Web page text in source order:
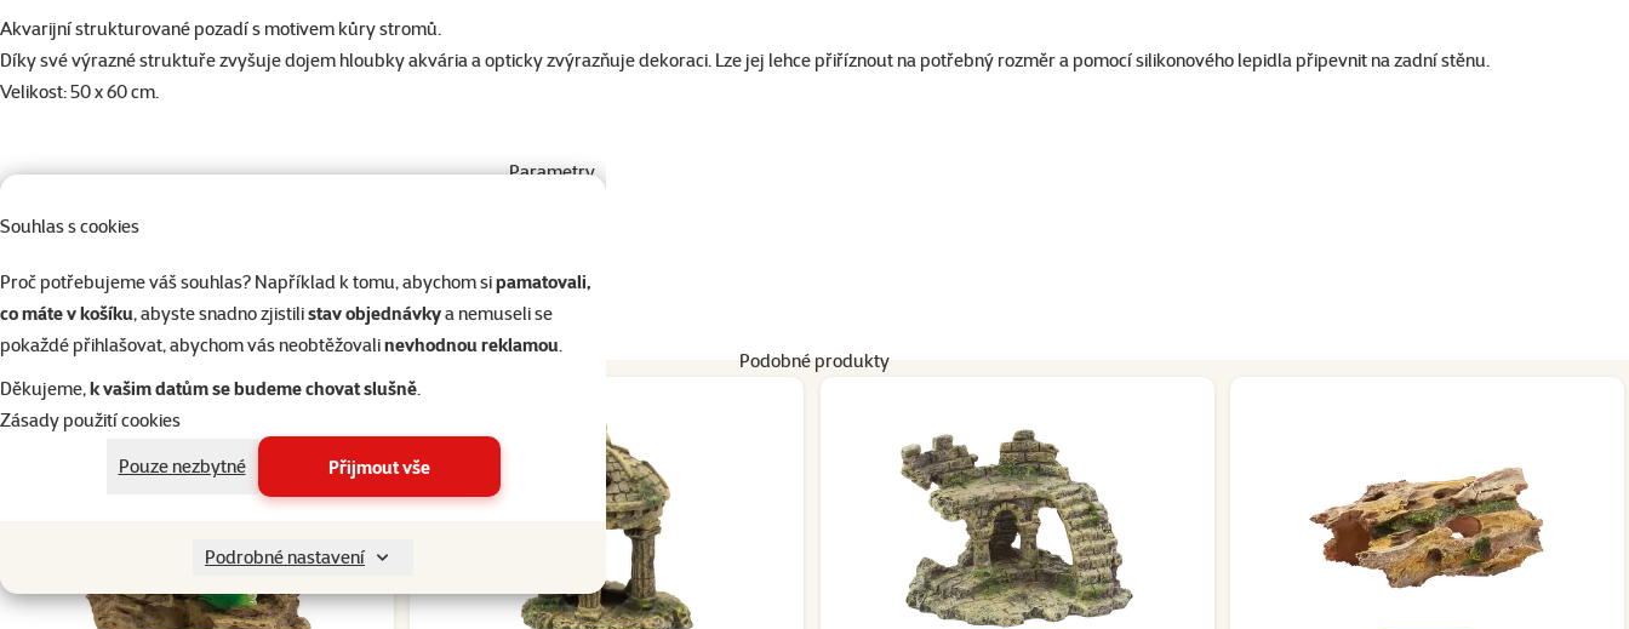
Souhlas s cookies
Proč potřebujeme váš souhlas? Například k tomu, abychom sipamatovali,
co máte v košíku, abyste snadno zjistilistav objednávkya nemuseli se
pokaždé přihlašovat, abychom vás neobtěžovalinevhodnou reklamou.
Děkujeme,k vašim datům se budeme chovat slušně.
Zásady použití cookies
Pouze nezbytné
Přijmout vše
Podrobné nastavení
superzoo.product.detail.content
Akvarijní strukturované pozadí s motivem kůry stromů.
Díky své výrazné struktuře zvyšuje dojem hloubky akvária a opticky zvýrazňuje dekoraci. Lze jej lehce přiříznout na potřebný rozměr a pomocí silikonového lepidla připevnit na zadní stěnu.
Velikost: 50 x 60 cm.
Parametry
Barva
Katalogové číslo
4022573869101
Podobné produkty